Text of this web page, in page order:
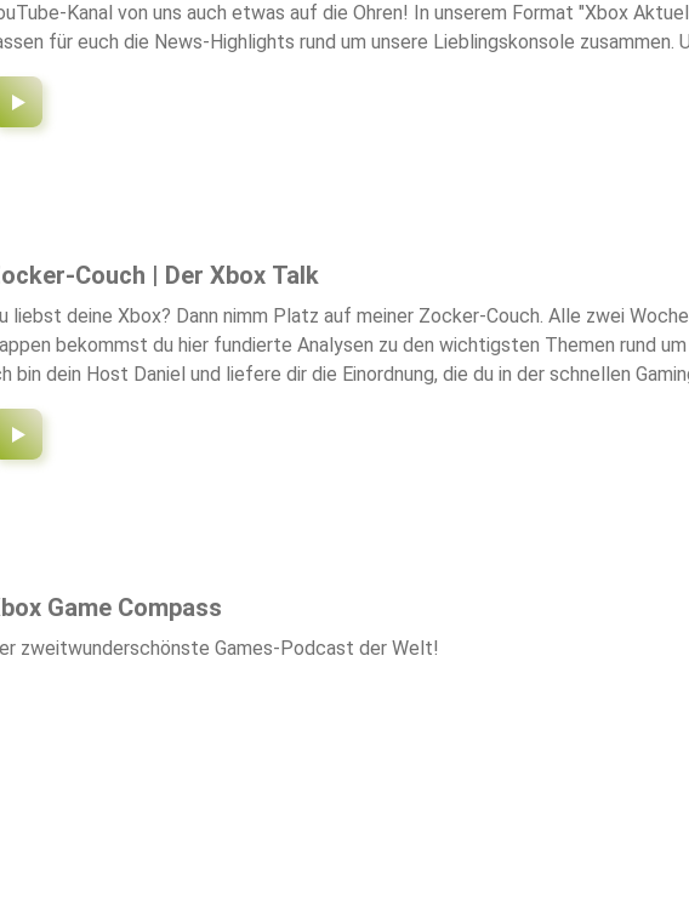
Kanal von uns auch etwas auf die Ohren! In unserem Format "Xbox
für euch die News-Highlights rund um unsere Lieblingskonsole zusammen.
sowie alles, was uns gerade bewegt. Wir haben zu allem eine Meinung -
Couch | Der Xbox Talk
liebst deine Xbox? Dann nimm Platz auf meiner Zocker-Couch. Alle zwei
bekommst du hier fundierte Analysen zu den wichtigsten Themen rund
bin dein Host Daniel und liefere dir die Einordnung, die du in der schnellen
für alle Couchhelden, die mehr als nur Schlagzeilen wollen. Discord:
Game Compass
zweitwunderschönste Games-Podcast der Welt!